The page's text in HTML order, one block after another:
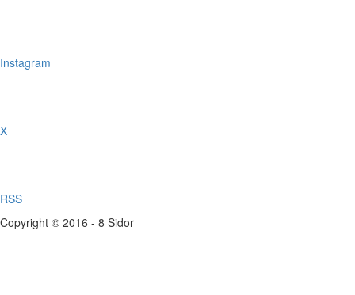
Instagram
X
RSS
Copyright © 2016 - 8 Sidor